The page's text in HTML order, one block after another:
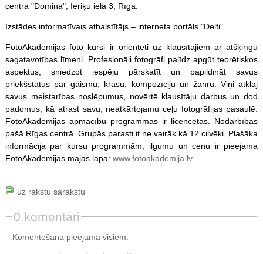
centrā "Domina", Ieriķu ielā 3, Rīgā.
Izstādes informatīvais atbalstītājs – interneta portāls "Delfi".
FotoAkadēmijas foto kursi ir orientēti uz klausītājiem ar atšķirīgu
sagatavotības līmeni. Profesionāli fotogrāfi palīdz apgūt teorētiskos
aspektus, sniedzot iespēju pārskatīt un papildināt savus
priekšstatus par gaismu, krāsu, kompozīciju un žanru. Viņi atklāj
savus meistarības noslēpumus, novērtē klausītāju darbus un dod
padomus, kā atrast savu, neatkārtojamu ceļu fotogrāfijas pasaulē.
FotoAkadēmijas apmācību programmas ir licencētas. Nodarbības
pašā Rīgas centrā. Grupās parasti it ne vairāk kā 12 cilvēki. Plašāka
informācija par kursu programmām, ilgumu un cenu ir pieejama
FotoAkadēmijas mājas lapā: www.fotoakademija.lv.
uz rakstu sarakstu
0 komentāri
Komentēšana pieejama visiem.